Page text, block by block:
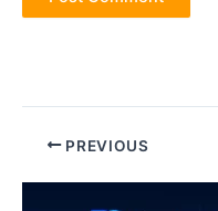
Post PREVIOUS